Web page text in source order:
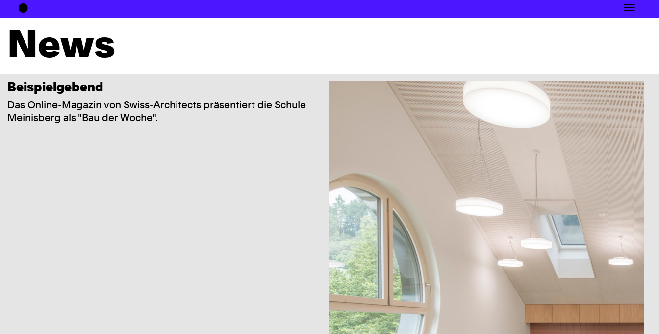
●
Office Projekte
Medien
News
News
Beispielgebend
Das Online-Magazin von Swiss-Architects präsentiert die Schule
Meinisberg als "Bau der Woche".